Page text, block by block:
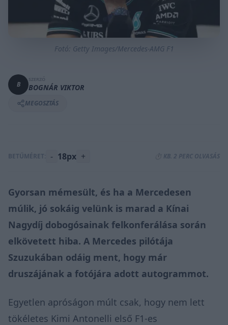
Fotó: Getty Images/Mercedes-AMG F1
B BOGNÁR VIKTOR
MEGOSZTÁS
BETŰMÉRET: - 18px + ⏱️ KB. 2 PERC OLVASÁS
Gyorsan mémesült, és ha a Mercedesen
múlik, jó sokáig velünk is marad a Kínai
Nagydíj dobogósainak felkonferálása során
elkövetett hiba. A Mercedes pilótája
Szuzukában odáig ment, hogy már
druszájának a fotójára adott autogrammot.
Egyetlen apróságon múlt csak, hogy nem lett
tökéletes Kimi Antonelli első F1-es